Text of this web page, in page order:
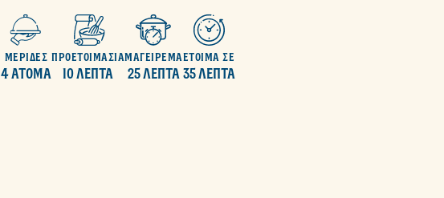
4 ΑΤΟΜΑ
ΜΕΡΙΔΕΣ
10 ΛΕΠΤΑ
ΠΡΟΕΤΟΙΜΑΣΙΑ
25 ΛΕΠΤΑ
ΜΑΓΕΙΡΕΜΑ
35 ΛΕΠΤΑ
ΕΤΟΙΜΑ ΣΕ